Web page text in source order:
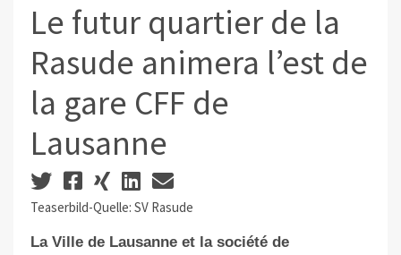
Le futur quartier de la
Rasude animera l’est de
la gare CFF de
Lausanne
Teaserbild-Quelle: SV Rasude
La Ville de Lausanne et la société de